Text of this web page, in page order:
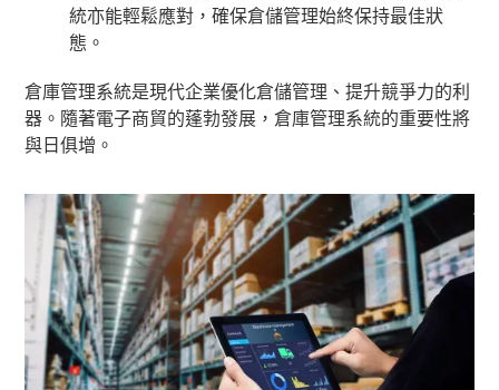
統亦能輕鬆應對，確保倉儲管理始終保持最佳狀
態。
倉庫管理系統是現代企業優化倉儲管理、提升競爭力的利
器。隨著電子商貿的蓬勃發展，倉庫管理系統的重要性將
與日俱增。